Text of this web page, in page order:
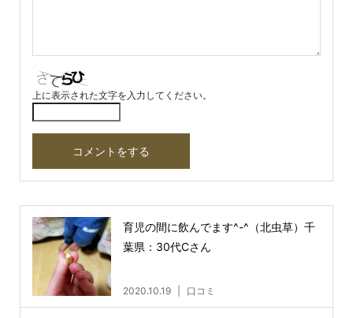
上に表示された文字を入力してください。
育児の間に飲んでます^-^（北虫草）千
葉県：30代Cさん
2020.10.19 口コミ